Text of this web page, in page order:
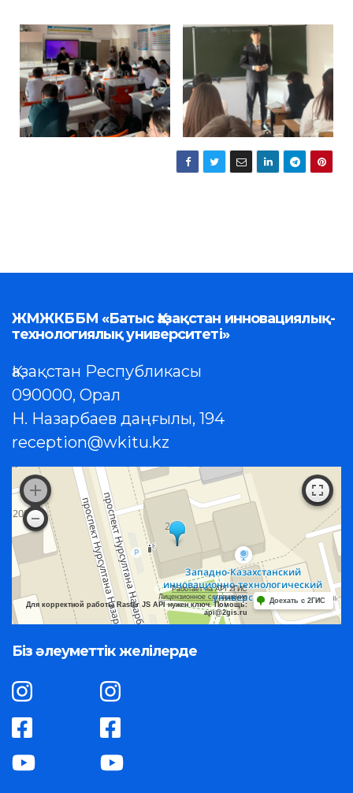
ЖМЖКББМ «Батыс Қазақстан инновациялық-
технологиялық университеті»
Қазақстан Республикасы
090000, Орал
Н. Назарбаев даңғылы, 194
reception@wkitu.kz
Работает на API 2ГИС
Лицензионное соглашение
Для корректной работы Raster JS API нужен ключ. Помощь:
api@2gis.ru
Доехать с 2ГИС
Біз әлеуметтік желілерде